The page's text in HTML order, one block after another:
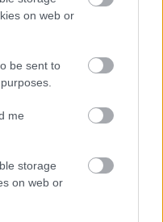
on web or
be sent to
me
storage
on web or